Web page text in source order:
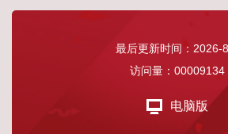
最后更新时间： 2026-8
访问量： 00009134
电脑版